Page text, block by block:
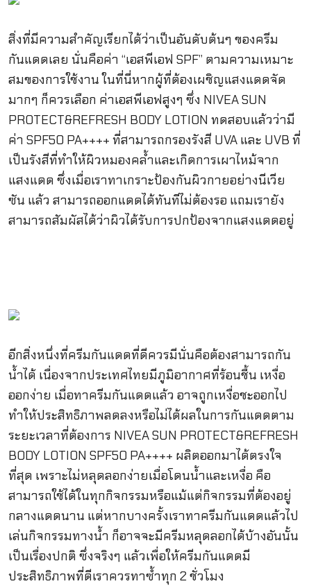
สิ่งที่มีความสำคัญเรียกได้ว่าเป็นอันดับต้นๆ ของครีม
กันแดดเลย นั่นคือค่า “เอสพีเอฟ SPF” ตามความเหมาะ
สมของการใช้งาน ในที่นี่หากผู้ที่ต้องเผชิญแสงแดดจัด
มากๆ ก็ควรเลือก ค่าเอสพีเอฟสูงๆ ซึ่ง NIVEA SUN
PROTECT&REFRESH BODY LOTION ทดสอบแล้วว่ามี
ค่า SPF50 PA++++ ที่สามารถกรองรังสี UVA และ UVB ที่
เป็นรังสีที่ทำให้ผิวหมองคล้ำและเกิดการเผาไหม้จาก
แสงแดด ซึ่งเมื่อเราทาเกราะป้องกันผิวกายอย่างนีเวีย
ซัน แล้ว สามารถออกแดดได้ทันทีไม่ต้องรอ แถมเรายัง
สามารถสัมผัสได้ว่าผิวได้รับการปกป้องจากแสงแดดอยู่
อีกสิ่งหนึ่งที่ครีมกันแดดที่ดีควรมีนั่นคือต้องสามารถกัน
น้ำได้ เนื่องจากประเทศไทยมีภูมิอากาศที่ร้อนชื้น เหงื่อ
ออกง่าย เมื่อทาครีมกันแดดแล้ว อาจถูกเหงื่อชะออกไป
ทำให้ประสิทธิภาพลดลงหรือไม่ได้ผลในการกันแดดตาม
ระยะเวลาที่ต้องการ NIVEA SUN PROTECT&REFRESH
BODY LOTION SPF50 PA++++ ผลิตออกมาได้ตรงใจ
ที่สุด เพราะไม่หลุดลอกง่ายเมื่อโดนน้ำและเหงื่อ คือ
สามารถใช้ได้ในทุกกิจกรรมหรือแม้แต่กิจกรรมที่ต้องอยู่
กลางแดดนาน แต่หากบางครั้งเราทาครีมกันแดดแล้วไป
เล่นกิจกรรมทางน้ำ ก็อาจจะมีครีมหลุดลอกได้บ้างอันนั้น
เป็นเรื่องปกติ ซึ่งจริงๆ แล้วเพื่อให้ครีมกันแดดมี
ประสิทธิภาพที่ดีเราควรทาซ้ำทุก 2 ชั่วโมง